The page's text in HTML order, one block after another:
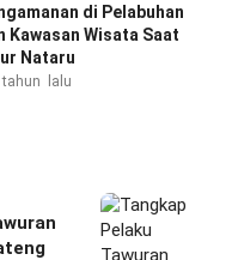
di Pelabuhan
Kawasan Wisata Saat
Nataru
tahun lalu